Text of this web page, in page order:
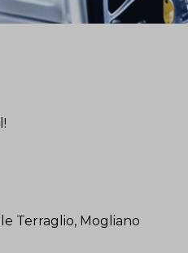
Terraglio, Mogliano